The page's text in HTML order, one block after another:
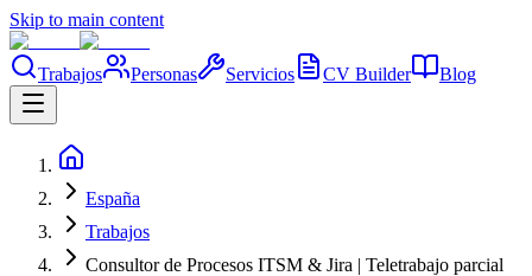
Skip to main content
Trabajos Personas Servicios CV Builder Blog
España
Trabajos
Consultor de Procesos ITSM & Jira | Teletrabajo parcial